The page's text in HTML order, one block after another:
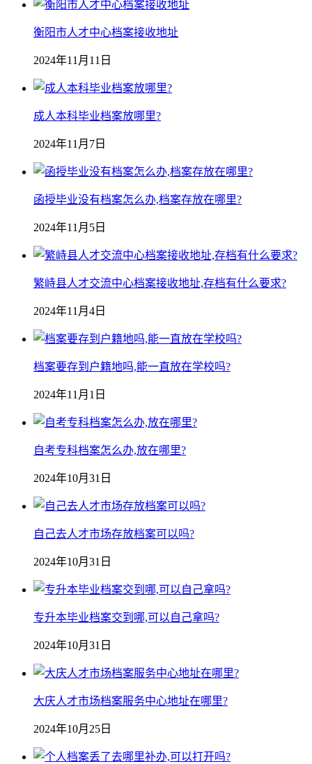
衡阳市人才中心档案接收地址
2024年11月11日
成人本科毕业档案放哪里?
2024年11月7日
函授毕业没有档案怎么办,档案存放在哪里?
2024年11月5日
繁峙县人才交流中心档案接收地址,存档有什么要求?
2024年11月4日
档案要存到户籍地吗,能一直放在学校吗?
2024年11月1日
自考专科档案怎么办,放在哪里?
2024年10月31日
自己去人才市场存放档案可以吗?
2024年10月31日
专升本毕业档案交到哪,可以自己拿吗?
2024年10月31日
大庆人才市场档案服务中心地址在哪里?
2024年10月25日